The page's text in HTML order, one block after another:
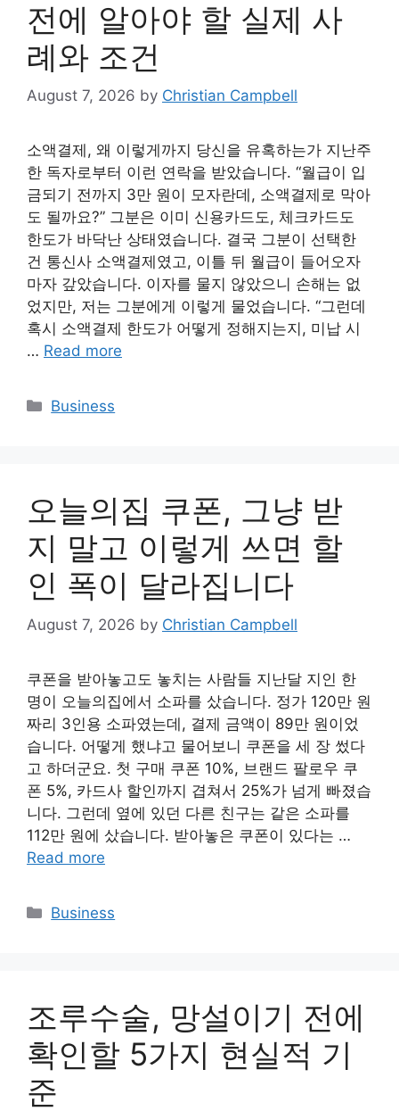
전에 알아야 할 실제 사
례와 조건
August 7, 2026 by Christian Campbell
소액결제, 왜 이렇게까지 당신을 유혹하는가 지난주
한 독자로부터 이런 연락을 받았습니다. “월급이 입
금되기 전까지 3만 원이 모자란데, 소액결제로 막아
도 될까요?” 그분은 이미 신용카드도, 체크카드도
한도가 바닥난 상태였습니다. 결국 그분이 선택한
건 통신사 소액결제였고, 이틀 뒤 월급이 들어오자
마자 갚았습니다. 이자를 물지 않았으니 손해는 없
었지만, 저는 그분에게 이렇게 물었습니다. “그런데
혹시 소액결제 한도가 어떻게 정해지는지, 미납 시
… Read more
Categories
Business
오늘의집 쿠폰, 그냥 받
지 말고 이렇게 쓰면 할
인 폭이 달라집니다
August 7, 2026 by Christian Campbell
쿠폰을 받아놓고도 놓치는 사람들 지난달 지인 한
명이 오늘의집에서 소파를 샀습니다. 정가 120만 원
짜리 3인용 소파였는데, 결제 금액이 89만 원이었
습니다. 어떻게 했냐고 물어보니 쿠폰을 세 장 썼다
고 하더군요. 첫 구매 쿠폰 10%, 브랜드 팔로우 쿠
폰 5%, 카드사 할인까지 겹쳐서 25%가 넘게 빠졌습
니다. 그런데 옆에 있던 다른 친구는 같은 소파를
112만 원에 샀습니다. 받아놓은 쿠폰이 있다는 …
Read more
Categories
Business
조루수술, 망설이기 전에
확인할 5가지 현실적 기
준